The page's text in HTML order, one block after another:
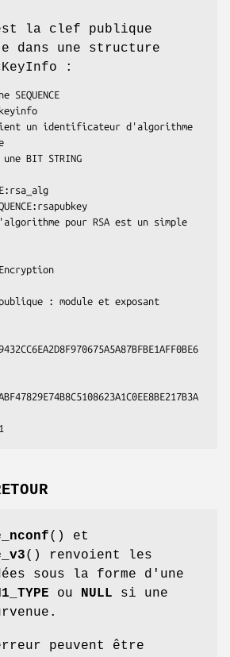
la clef publique
dans une structure
:
() et
() renvoient les
sous la forme d'une
ou NULL si une
peuvent être